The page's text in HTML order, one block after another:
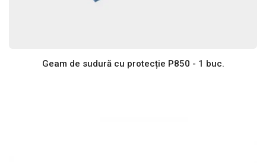
Geam de sudură cu protecție P850 - 1 buc.